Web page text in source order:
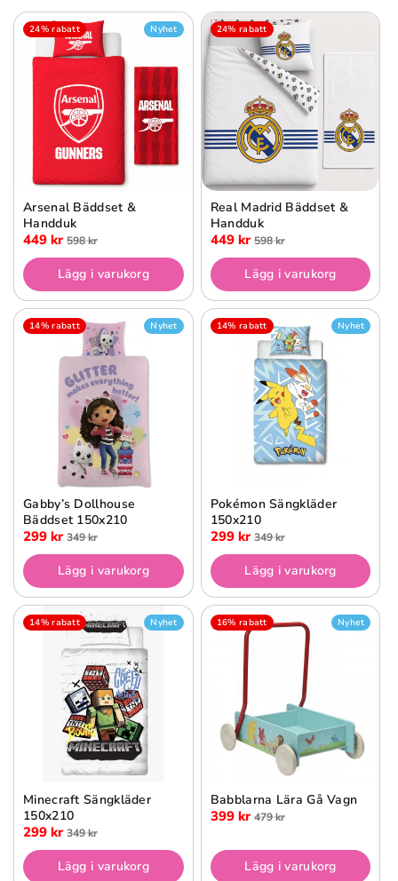
24% rabatt Nyhet
Arsenal Bäddset &
Handduk
449 kr 598 kr
Lägg i varukorg
24% rabatt
Real Madrid Bäddset &
Handduk
449 kr 598 kr
Lägg i varukorg
14% rabatt Nyhet
Gabby’s Dollhouse
Bäddset 150x210
299 kr 349 kr
Lägg i varukorg
14% rabatt Nyhet
Pokémon Sängkläder
150x210
299 kr 349 kr
Lägg i varukorg
14% rabatt Nyhet
Minecraft Sängkläder
150x210
299 kr 349 kr
Lägg i varukorg
16% rabatt Nyhet
Babblarna Lära Gå Vagn
399 kr 479 kr
Lägg i varukorg